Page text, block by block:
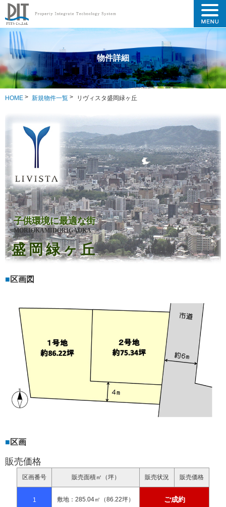
物件詳細
HOME 新規物件一覧 リヴィスタ盛岡緑ヶ丘
子供環境に最適な街
MORIOKAMIDORIGAOKA
盛岡緑ヶ丘
区画図
区画
販売価格
区画番号 販売面積㎡（坪） 販売状況 販売価格
1 敷地：285.04㎡（86.22坪） ご成約